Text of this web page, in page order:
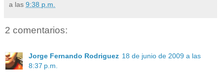
a las 9:38 p.m.
2 comentarios:
Jorge Fernando Rodriguez 18 de junio de 2009 a las
8:37 p.m.